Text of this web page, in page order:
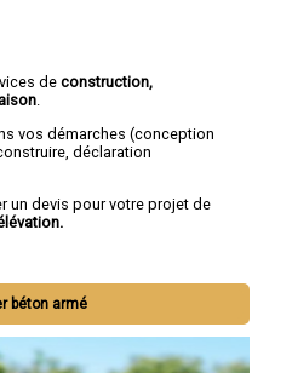
de construction,
.
vos démarches (conception
déclaration
un devis pour votre projet de
béton armé